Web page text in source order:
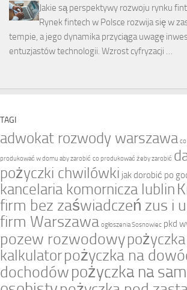
Jakie są perspektywy rozwoju rynku
Rynek fintech w Polsce rozwija się w
tempie, a jego dynamika przyciąga uwagę
entuzjastów technologii. Wzrost cyfryzacji …
TAGI
adwokat rozwody warszawa
produkować w domu aby zarobić co produkować żeby zarobić
pożyczki chwilówki jak dorobić po
kancelaria komornicza lublin
firm bez zaświadczeń zus i
firm Warszawa ogłoszenia Sosnowiec pkd
pozew rozwodowy
kalkulatorpożyczka na
dochodówpożyczka na